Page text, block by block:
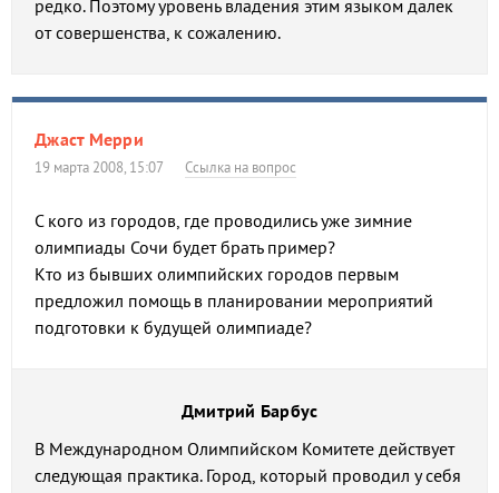
редко. Поэтому уровень владения этим языком далек
от совершенства, к сожалению.
Джаст Мерри
19 марта 2008, 15:07 Ссылка на вопрос
С кого из городов, где проводились уже зимние
олимпиады Сочи будет брать пример?
Кто из бывших олимпийских городов первым
предложил помощь в планировании мероприятий
подготовки к будущей олимпиаде?
Дмитрий Барбус
В Международном Олимпийском Комитете действует
следующая практика. Город, который проводил у себя